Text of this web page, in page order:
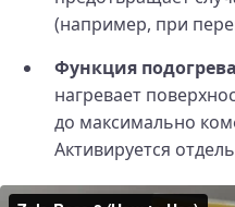
(например, при
Функция
нагревает
до максимально
Активируется